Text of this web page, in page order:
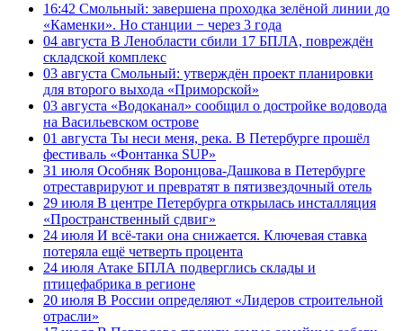
16:42 Смольный: завершена проходка зелёной линии до
«Каменки». Но станции − через 3 года
04 августа В Ленобласти сбили 17 БПЛА, повреждён
складской комплекс
03 августа Смольный: утверждён проект планировки
для второго выхода «Приморской»
03 августа «Водоканал» сообщил о достройке водовода
на Васильевском острове
01 августа Ты неси меня, река. В Петербурге прошёл
фестиваль «Фонтанка SUP»
31 июля Особняк Воронцова-Дашкова в Петербурге
отреставрируют и превратят в пятизвездочный отель
29 июля В центре Петербурга открылась инсталляция
«Пространственный сдвиг»
24 июля И всё-таки она снижается. Ключевая ставка
потеряла ещё четверть процента
24 июля Атаке БПЛА подверглись склады и
птицефабрика в регионе
20 июля В России определяют «Лидеров строительной
отрасли»